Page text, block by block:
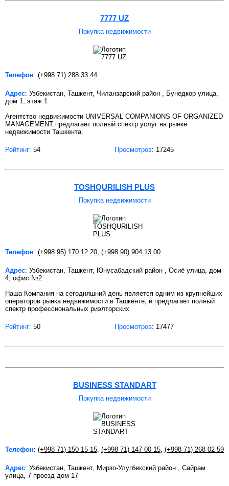
7777 UZ
Покупка недвижимости
Телефон: (+998 71) 288 33 44
Адрес: Узбекистан, Ташкент, Чиланзарский район , Бунедкор улица,
дом 1, этаж 1
Агентство недвижимости UNIVERSAL COMPANIONS OF ORGANIZED
MANAGEMENT предлагает полный спектр услуг на рынке
недвижимости Ташкента.
Рейтинг: 54 Просмотров: 17245
TOSHQURILISH PLUS
Покупка недвижимости
Телефон: (+998 95) 170 12 20 (+998 90) 904 13 00
Адрес: Узбекистан, Ташкент, Юнусабадский район , Осиё улица, дом
4, офис №2
Наша Компания на сегодняшний день является одним из крупнейших
операторов рынка недвижимости в Ташкенте, и предлагает полный
спектр профессиональных риэлторских
Рейтинг: 50 Просмотров: 17477
BUSINESS STANDART
Покупка недвижимости
Телефон: (+998 71) 150 15 15 (+998 71) 147 00 15 (+998 71) 268 02 59
Адрес: Узбекистан, Ташкент, Мирзо-Улугбекский район , Сайрам
улица, 7 проезд дом 17